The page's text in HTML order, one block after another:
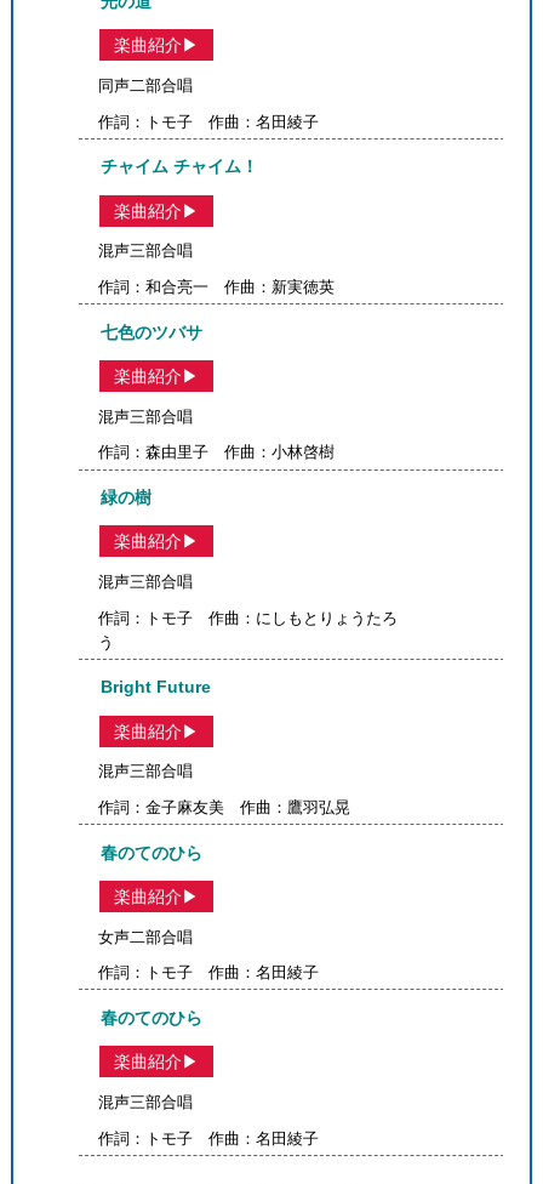
楽曲紹介▶
同声二部合唱
作詞：トモ子 作曲：名田綾子
チャイム チャイム！
楽曲紹介▶
混声三部合唱
作詞：和合亮一 作曲：新実徳英
七色のツバサ
楽曲紹介▶
混声三部合唱
作詞：森由里子 作曲：小林啓樹
緑の樹
楽曲紹介▶
混声三部合唱
作詞：トモ子 作曲：にしもとりょうたろ
う
Bright Future
楽曲紹介▶
混声三部合唱
作詞：金子麻友美 作曲：鷹羽弘晃
春のてのひら
楽曲紹介▶
女声二部合唱
作詞：トモ子 作曲：名田綾子
春のてのひら
楽曲紹介▶
混声三部合唱
作詞：トモ子 作曲：名田綾子